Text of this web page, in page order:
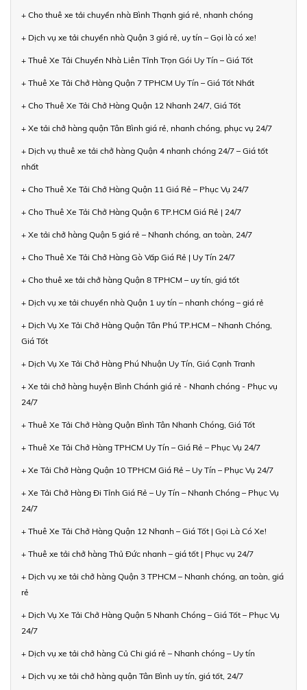
+ Cho thuê xe tải chuyển nhà Bình Thạnh giá rẻ, nhanh chóng
+ Dịch vụ xe tải chuyển nhà Quận 3 giá rẻ, uy tín – Gọi là có xe!
+ Thuê Xe Tải Chuyển Nhà Liên Tỉnh Trọn Gói Uy Tín – Giá Tốt
+ Thuê Xe Tải Chở Hàng Quận 7 TPHCM Uy Tín – Giá Tốt Nhất
+ Cho Thuê Xe Tải Chở Hàng Quận 12 Nhanh 24/7, Giá Tốt
+ Xe tải chở hàng quận Tân Bình giá rẻ, nhanh chóng, phục vụ 24/7
+ Dịch vụ thuê xe tải chở hàng Quận 4 nhanh chóng 24/7 – Giá tốt
nhất
+ Cho Thuê Xe Tải Chở Hàng Quận 11 Giá Rẻ – Phục Vụ 24/7
+ Cho Thuê Xe Tải Chở Hàng Quận 6 TP.HCM Giá Rẻ | 24/7
+ Xe tải chở hàng Quận 5 giá rẻ – Nhanh chóng, an toàn, 24/7
+ Cho Thuê Xe Tải Chở Hàng Gò Vấp Giá Rẻ | Uy Tín 24/7
+ Cho thuê xe tải chở hàng Quận 8 TPHCM – uy tín, giá tốt
+ Dịch vụ xe tải chuyển nhà Quận 1 uy tín – nhanh chóng – giá rẻ
+ Dịch Vụ Xe Tải Chở Hàng Quận Tân Phú TP.HCM – Nhanh Chóng,
Giá Tốt
+ Dịch Vụ Xe Tải Chở Hàng Phú Nhuận Uy Tín, Giá Cạnh Tranh
+ Xe tải chở hàng huyện Bình Chánh giá rẻ - Nhanh chóng - Phục vụ
24/7
+ Thuê Xe Tải Chở Hàng Quận Bình Tân Nhanh Chóng, Giá Tốt
+ Thuê Xe Tải Chở Hàng TPHCM Uy Tín – Giá Rẻ – Phục Vụ 24/7
+ Xe Tải Chở Hàng Quận 10 TPHCM Giá Rẻ – Uy Tín – Phục Vụ 24/7
+ Xe Tải Chở Hàng Đi Tỉnh Giá Rẻ – Uy Tín – Nhanh Chóng – Phục Vụ
24/7
+ Thuê Xe Tải Chở Hàng Quận 12 Nhanh – Giá Tốt | Gọi Là Có Xe!
+ Thuê xe tải chở hàng Thủ Đức nhanh – giá tốt | Phục vụ 24/7
+ Dịch vụ xe tải chở hàng Quận 3 TPHCM – Nhanh chóng, an toàn, giá
rẻ
+ Dịch Vụ Xe Tải Chở Hàng Quận 5 Nhanh Chóng – Giá Tốt – Phục Vụ
24/7
+ Dịch vụ xe tải chở hàng Củ Chi giá rẻ – Nhanh chóng – Uy tín
+ Dịch vụ xe tải chở hàng quận Tân Bình uy tín, giá tốt, 24/7